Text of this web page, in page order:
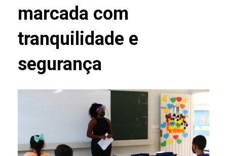
marcada com
tranquilidade e
segurança